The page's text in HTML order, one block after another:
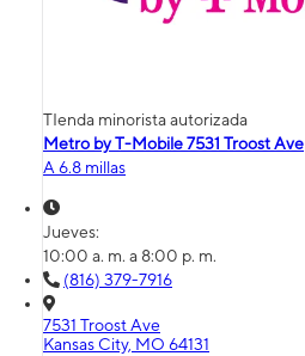
TIenda minorista autorizada
Metro by T-Mobile 7531 Troost Ave
A 6.8 millas
Jueves:
10:00 a. m. a 8:00 p. m.
(816) 379-7916
7531 Troost Ave
Kansas City, MO 64131